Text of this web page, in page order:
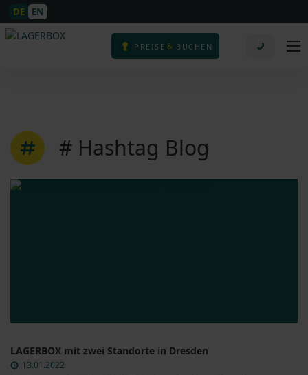
DE EN
PREISE & BUCHEN
# Hashtag Blog
LAGERBOX mit zwei Standorte in Dresden
13.01.2022